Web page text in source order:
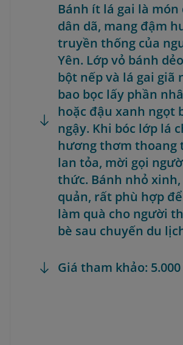
Bánh ít lá gai là món
dân dã, mang đậm
truyền thống của
Yên. Lớp vỏ bánh
bột nếp và lá gai giã
bao bọc lấy phần
hoặc đậu xanh ngọt
ngậy. Khi bóc lớp lá
hương thơm thoang
lan tỏa, mời gọi
thức. Bánh nhỏ xinh,
quản, rất phù hợp
làm quà cho người
bè sau chuyến du
Giá tham khảo: